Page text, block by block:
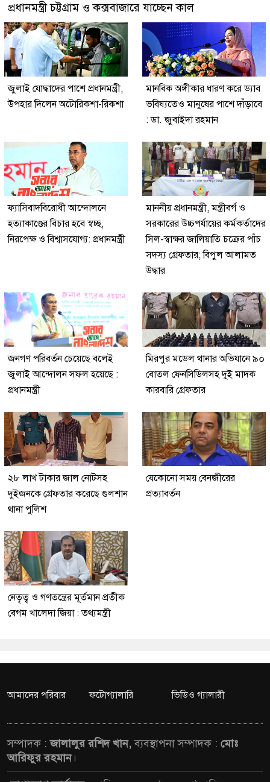
প্রধানমন্ত্রী চট্টগ্রাম ও কক্সবাজারে যাচ্ছেন কাল
জুলাই যোদ্ধাদের পাশে প্রধানমন্ত্রী,
উপহার দিলেন অটোরিকশা-রিকশা
মানবিক অঙ্গীকার ধারণ করে ড্যাব
ভবিষ্যতেও মানুষের পাশে দাঁড়াবে
: ডা. জুবাইদা রহমান
ফ্যাসিবাদবিরোধী আন্দোলনে
হত্যাকাণ্ডের বিচার হবে স্বচ্ছ,
নিরপেক্ষ ও বিশ্বাসযোগ্য: প্রধানমন্ত্রী
মাননীয় প্রধানমন্ত্রী, মন্ত্রীবর্গ ও
সরকারের উচ্চপর্যায়ের কর্মকর্তাদের
সিল-স্বাক্ষর জালিয়াতি চক্রের পাঁচ
সদস্য গ্রেফতার; বিপুল আলামত
উদ্ধার
জনগণ পরিবর্তন চেয়েছে বলেই
জুলাই আন্দোলন সফল হয়েছে :
প্রধানমন্ত্রী
মিরপুর মডেল থানার অভিযানে ৯০
বোতল ফেনসিডিলসহ দুই মাদক
কারবারি গ্রেফতার
২৮ লাখ টাকার জাল নোটসহ
দুইজনকে গ্রেফতার করেছে গুলশান
থানা পুলিশ
যেকোনো সময় বেনজীরের
প্রত্যাবর্তন
নেতৃত্ব ও গণতন্ত্রের মূর্তমান প্রতীক
বেগম খালেদা জিয়া : তথ্যমন্ত্রী
আমাদের পরিবার ফটোগ্যালারি ভিডিও গ্যালারী
সম্পাদক :জালালুর রশিদ খান,ব্যবস্থাপনা সম্পাদক : মোঃ
আরিফুর রহমান।